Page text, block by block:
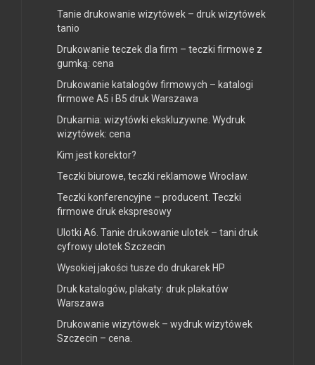
Tanie drukowanie wizytówek – druk wizytówek
tanio
Drukowanie teczek dla firm – teczki firmowe z
gumką: cena
Drukowanie katalogów firmowych – katalogi
firmowe A5 i B5 druk Warszawa
Drukarnia: wizytówki ekskluzywne. Wydruk
wizytówek: cena
Kim jest korektor?
Teczki biurowe, teczki reklamowe Wrocław.
Teczki konferencyjne – producent. Teczki
firmowe druk ekspresowy
Ulotki A6. Tanie drukowanie ulotek – tani druk
cyfrowy ulotek Szczecin
Wysokiej jakości tusze do drukarek HP
Druk katalogów, plakaty: druk plakatów
Warszawa
Drukowanie wizytówek – wydruk wizytówek
Szczecin – cena.